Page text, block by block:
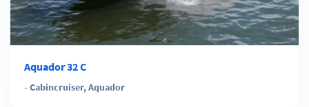
Aquador 32 C
- Cabincruiser,Aquador